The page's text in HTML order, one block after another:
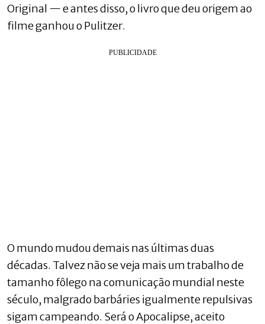
Original — e antes disso, o livro que deu origem ao
filme ganhou o Pulitzer.
O mundo mudou demais nas últimas duas
décadas. Talvez não se veja mais um trabalho de
tamanho fôlego na comunicação mundial neste
século, malgrado barbáries igualmente repulsivas
sigam campeando. Será o Apocalipse, aceito